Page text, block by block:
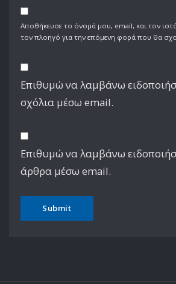
Αποθήκευσε το όνομά μου, email, και τον
τον πλοηγό για την επόμενη φορά που θα
Επιθυμώ να λαμβάνω
σχόλια μέσω email.
Επιθυμώ να λαμβάνω
άρθρα μέσω email.